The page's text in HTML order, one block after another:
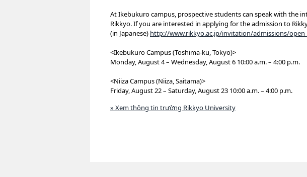
At Ikebukuro campus, prospective students can speak with the
Rikkyo. If you are interested in applying for the admission to
(in Japanese) http://www.rikkyo.ac.jp/invitation/admissions/
<Ikebukuro Campus (Toshima-ku, Tokyo)>
Monday, August 4 – Wednesday, August 6 10:00 a.m. – 4:00 p.m.
<Niiza Campus (Niiza, Saitama)>
Friday, August 22 – Saturday, August 23 10:00 a.m. – 4:00 p.m.
» Xem thông tin trường Rikkyo University